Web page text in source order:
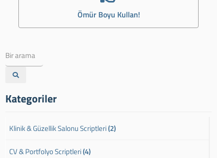
Ömür Boyu Kullan!
Kategoriler
Klinik & Güzellik Salonu Scriptleri(2)
CV & Portfolyo Scriptleri(4)